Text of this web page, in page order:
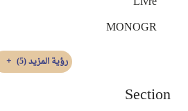
MONOGR
رؤية المزيد(5)
Section